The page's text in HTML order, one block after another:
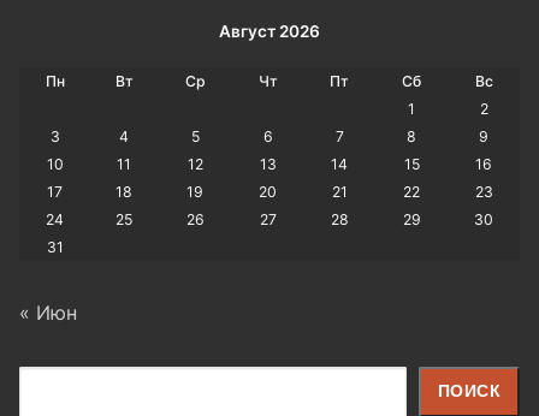
Август 2026
Пн Вт Ср Чт Пт Сб
Вс
1
2
3
4 5 6 7 8
9
10
11 12 13 14 15
16
17
18 19 20 21 22
23
24
25 26 27 28 29
30
31
« Июн
ПОИСК